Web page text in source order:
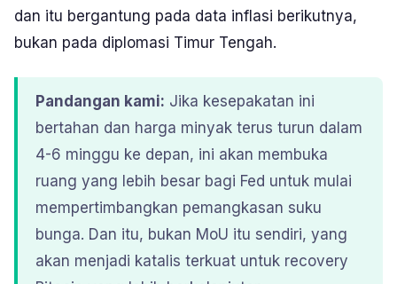
dan itu bergantung pada data inflasi berikutnya,
bukan pada diplomasi Timur Tengah.
Pandangan kami: Jika kesepakatan ini
bertahan dan harga minyak terus turun dalam
4-6 minggu ke depan, ini akan membuka
ruang yang lebih besar bagi Fed untuk mulai
mempertimbangkan pemangkasan suku
bunga. Dan itu, bukan MoU itu sendiri, yang
akan menjadi katalis terkuat untuk recovery